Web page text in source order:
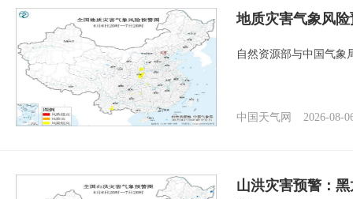
地质灾害气象风
自然资源部与中国气象
中国天气网 2026-08-
山洪灾害预警：